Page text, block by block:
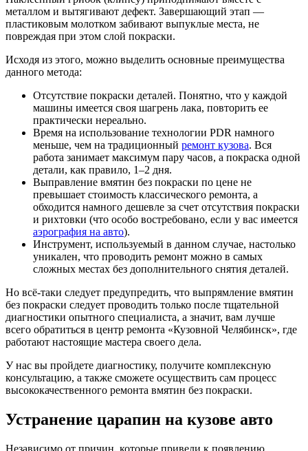
металлом и вытягивают дефект. Завершающий этап —
пластиковым молотком забивают выпуклые места, не
повреждая при этом слой покраски.
Исходя из этого, можно выделить основные преимущества
данного метода:
Отсутствие покраски деталей. Понятно, что у каждой
машины имеется своя шагрень лака, повторить ее
практически нереально.
Время на использование технологии PDR намного
меньше, чем на традиционный ремонт кузова. Вся
работа занимает максимум пару часов, а покраска одной
детали, как правило, 1–2 дня.
Выправление вмятин без покраски по цене не
превышает стоимость классического ремонта, а
обходится намного дешевле за счет отсутствия покраски
и рихтовки (что особо востребовано, если у вас имеется
аэрография на авто).
Инструмент, используемый в данном случае, настолько
уникален, что проводить ремонт можно в самых
сложных местах без дополнительного снятия деталей.
Но всё-таки следует предупредить, что выпрямление вмятин
без покраски следует проводить только после тщательной
диагностики опытного специалиста, а значит, вам лучше
всего обратиться в центр ремонта «Кузовной Челябинск», где
работают настоящие мастера своего дела.
У нас вы пройдете диагностику, получите комплексную
консультацию, а также сможете осуществить сам процесс
высококачественного ремонта вмятин без покраски.
Устранение царапин на кузове авто
Независимо от причин, которые привели к появлению